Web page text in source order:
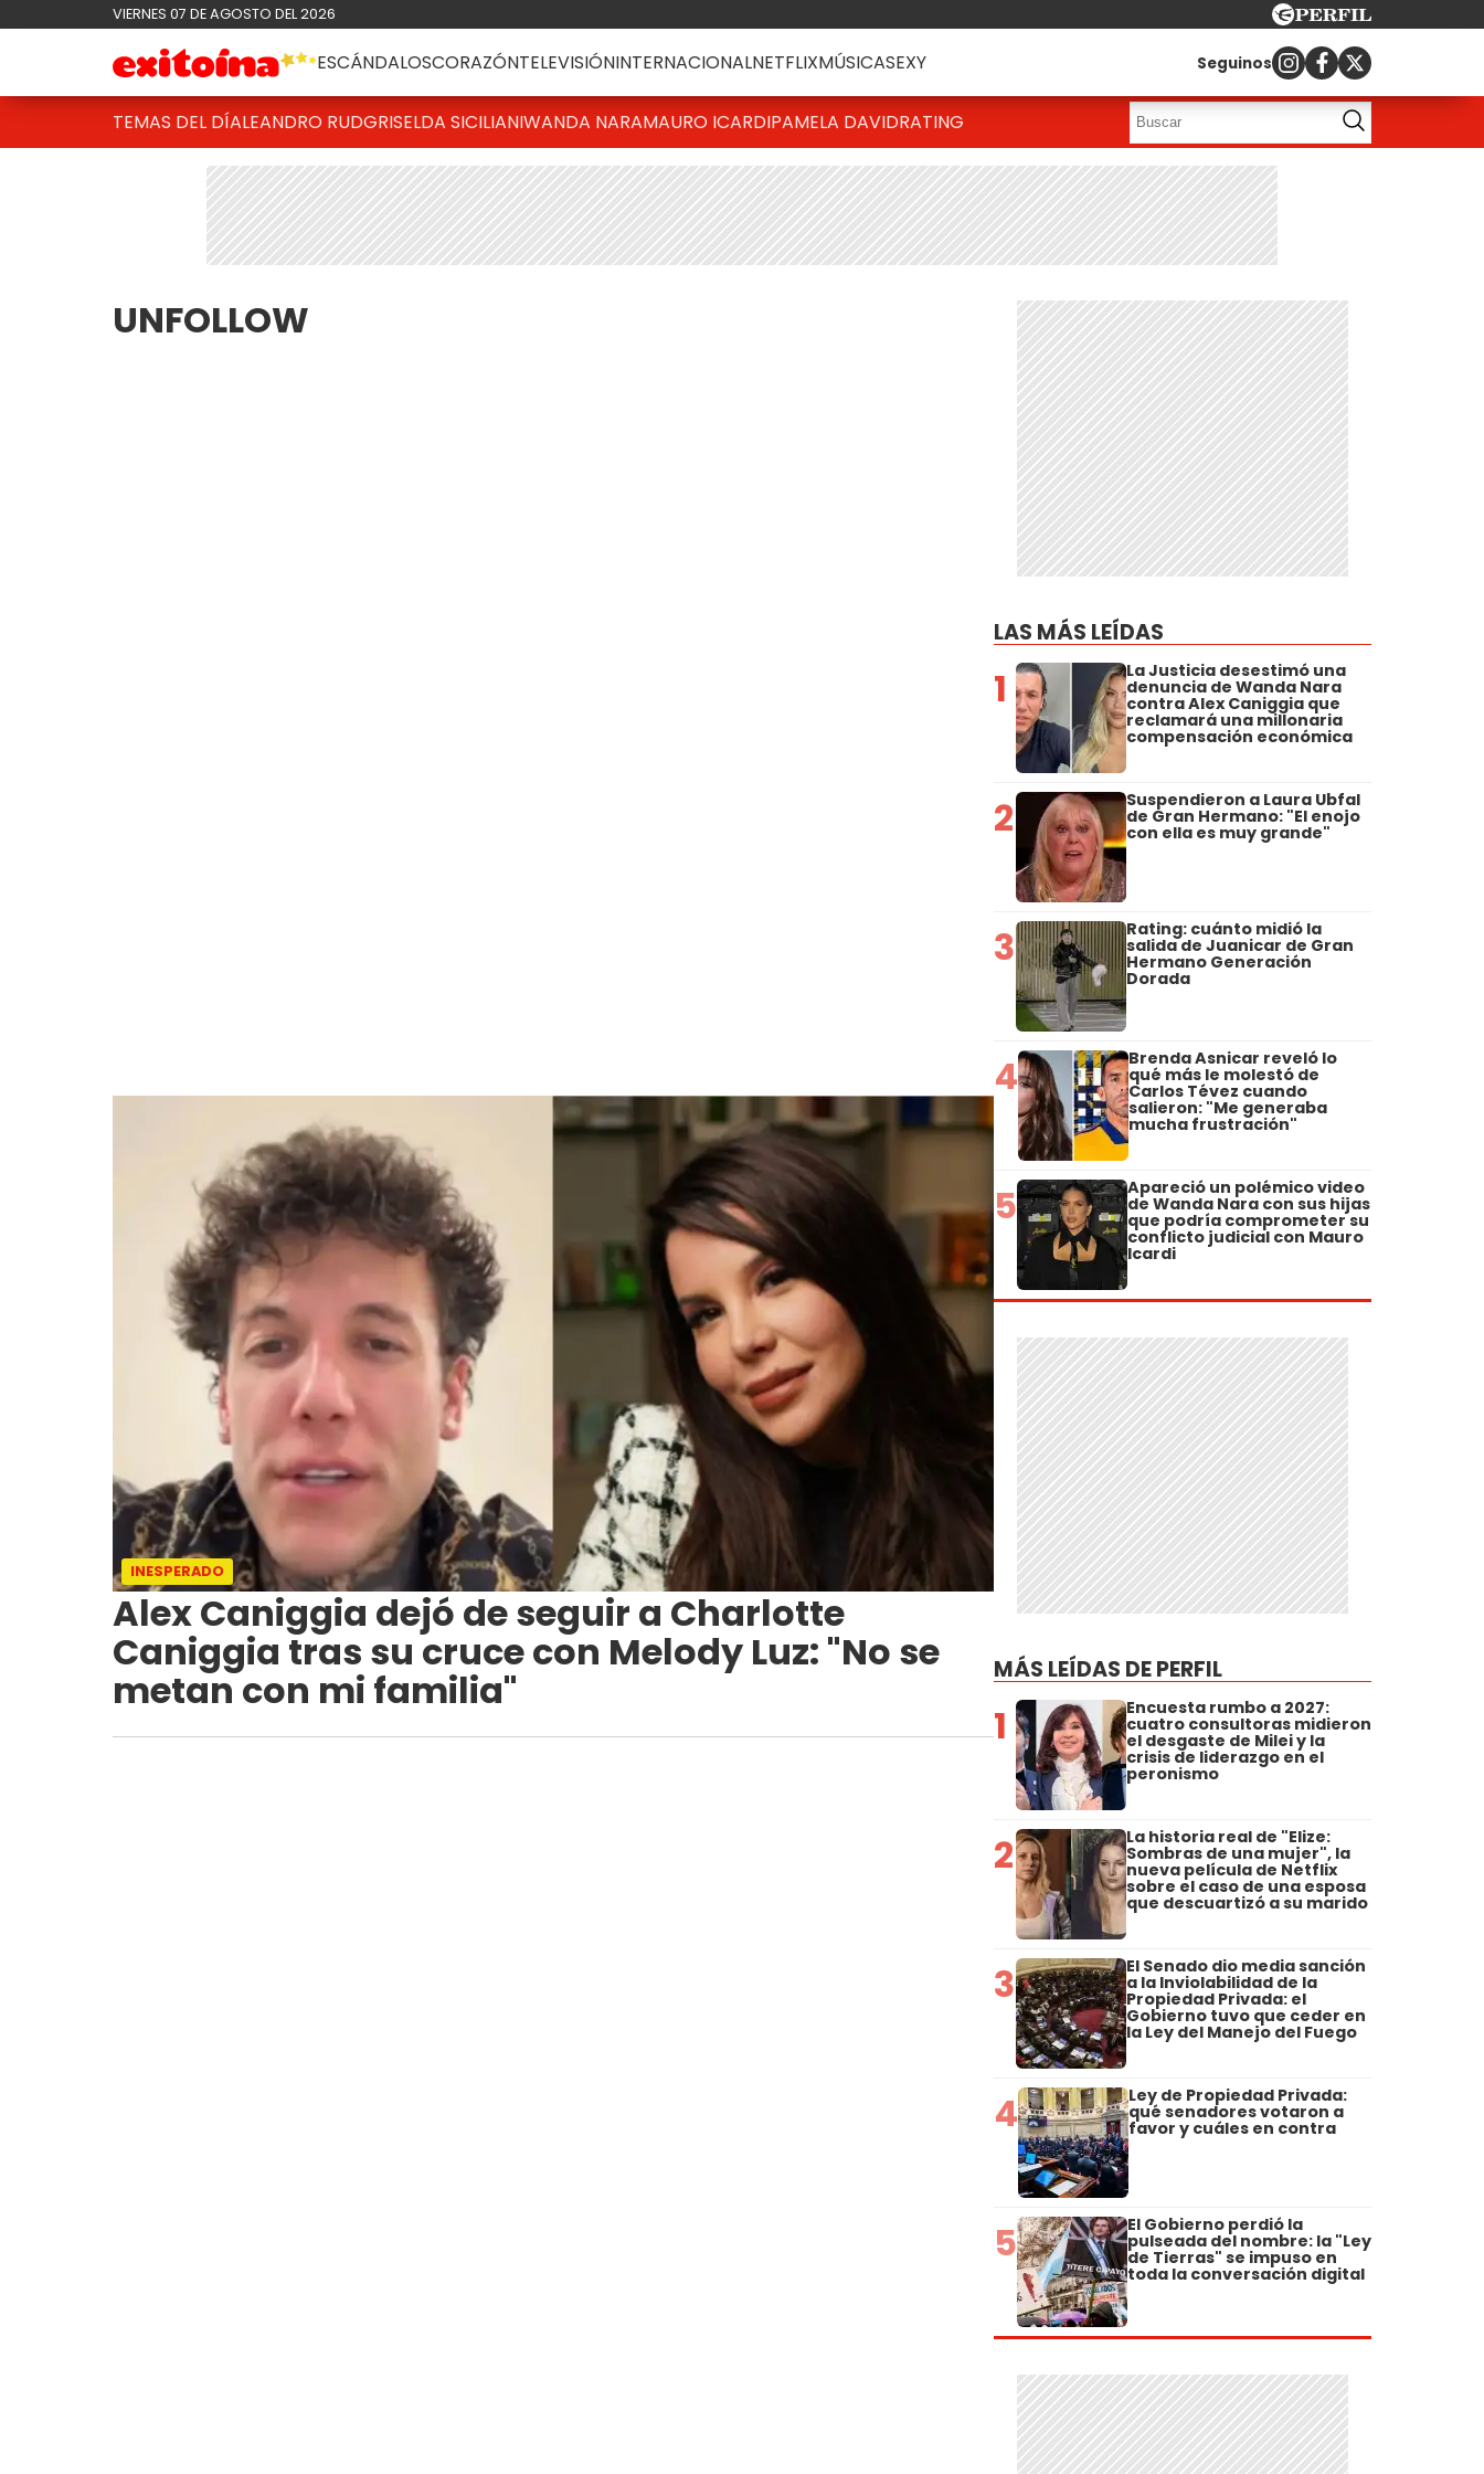
VIERNES 07 DE AGOSTO DEL 2026
ESCÁNDALOSCORAZÓNTELEVISIÓNINTERNACIONALNETFLIXMÚSICASEXY Seguinos
TEMAS DEL DÍALEANDRO RUDGRISELDA SICILIANIWANDA NARAMAURO ICARDIPAMELA DAVIDRATING
UNFOLLOW
INESPERADO
Alex Caniggia dejó de seguir a Charlotte
Caniggia tras su cruce con Melody Luz: "No se
metan con mi familia"
LAS MÁS LEÍDAS
1 La Justicia desestimó una
denuncia de Wanda Nara
contra Alex Caniggia que
reclamará una millonaria
compensación económica
2 Suspendieron a Laura Ubfal
de Gran Hermano: "El enojo
con ella es muy grande"
3 Rating: cuánto midió la
salida de Juanicar de Gran
Hermano Generación
Dorada
4 Brenda Asnicar reveló lo
qué más le molestó de
Carlos Tévez cuando
salieron: "Me generaba
mucha frustración"
5 Apareció un polémico video
de Wanda Nara con sus hijas
que podría comprometer su
conflicto judicial con Mauro
Icardi
MÁS LEÍDAS DE PERFIL
1 Encuesta rumbo a 2027:
cuatro consultoras midieron
el desgaste de Milei y la
crisis de liderazgo en el
peronismo
2 La historia real de "Elize:
Sombras de una mujer", la
nueva película de Netflix
sobre el caso de una esposa
que descuartizó a su marido
3 El Senado dio media sanción
a la Inviolabilidad de la
Propiedad Privada: el
Gobierno tuvo que ceder en
la Ley del Manejo del Fuego
4 Ley de Propiedad Privada:
qué senadores votaron a
favor y cuáles en contra
5 El Gobierno perdió la
pulseada del nombre: la "Ley
de Tierras" se impuso en
toda la conversación digital